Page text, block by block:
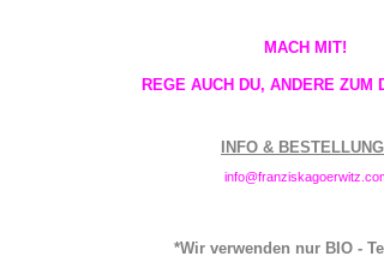
MACH MIT!
REGE AUCH DU, ANDERE ZUM
INFO &
info@fran
*Wir verwenden nur BIO -